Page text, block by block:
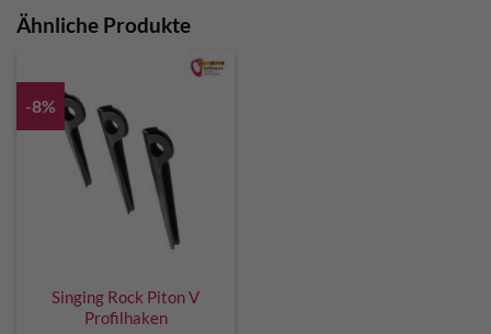
Ähnliche Produkte
-8%
Singing Rock Piton V
Profilhaken